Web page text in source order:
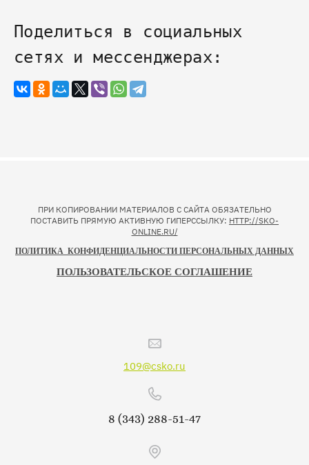
Поделиться в социальных
сетях и мессенджерах:
ПРИ КОПИРОВАНИИ МАТЕРИАЛОВ С САЙТА ОБЯЗАТЕЛЬНО
ПОСТАВИТЬ ПРЯМУЮ АКТИВНУЮ ГИПЕРССЫЛКУ: HTTP://SKO-
ONLINE.RU/
ПОЛИТИКА КОНФИДЕНЦИАЛЬНОСТИ ПЕРСОНАЛЬНЫХ ДАННЫХ
ПОЛЬЗОВАТЕЛЬСКОЕ СОГЛАШЕНИЕ
109@csko.ru
8 (343) 288-51-47